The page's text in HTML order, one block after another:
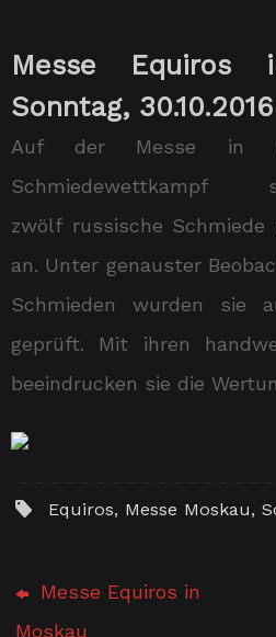
Messe Equiros
Sonntag, 30.10.2016
Auf der Messe in
zwölf russische Schmiede
an. Unter genauster
Schmieden wurden sie
geprüft. Mit ihren
beeindrucken sie die
Equiros, Messe Moskau,
Messe Equiros in
Moskau